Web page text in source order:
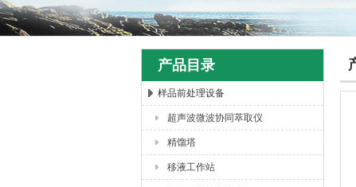
杭州川一实验仪器有限公司
产品目录
样品前处理设备
超声波微波协同萃取仪
精馏塔
移液工作站